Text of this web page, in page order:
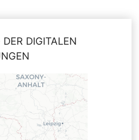
DIGITALEN